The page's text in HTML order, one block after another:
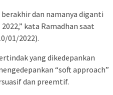
dan namanya diganti
kata Ramadhan saat
01/2022).
yang dikedepankan
“soft approach”
dan preemtif.